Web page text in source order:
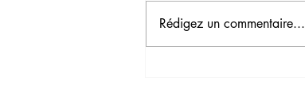
Rédigez un commentaire...